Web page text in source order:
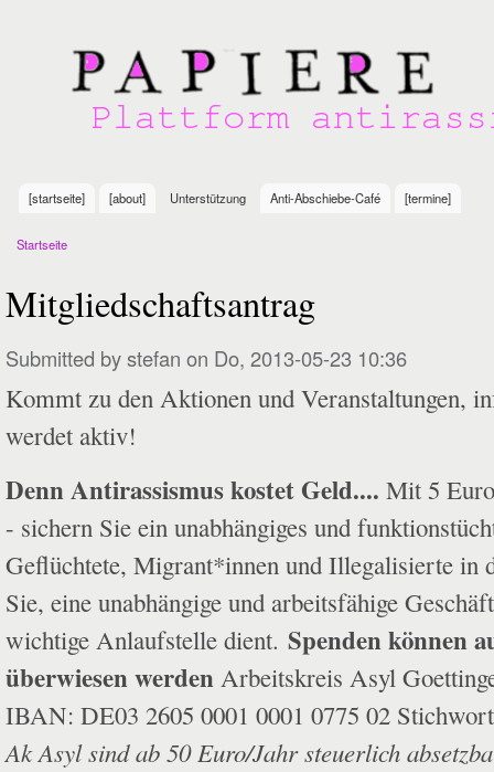
Plattform
antirassistischer
Initiativen in
Main menu
[startseite] [about] Unterstützung Anti-Abschiebe-Café [termine]
Startseite
Mitgliedschaftsantrag
Submitted bystefan on Do, 2013-05-23 10:36
Kommt zu den Aktionen und Veranstaltungen,
werdet aktiv!
Denn Antirassismus kostet Geld.... Mit 5
- sichern Sie ein unabhängiges und
Geflüchtete, Migrant*innen und Illegalisierte in
Sie, eine unabhängige und arbeitsfähige
wichtige Anlaufstelle dient. Spenden können
überwiesen werden Arbeitskreis Asyl
IBAN: DE03 2605 0001 0001 0775 02
Ak Asyl sind ab 50 Euro/Jahr steuerlich